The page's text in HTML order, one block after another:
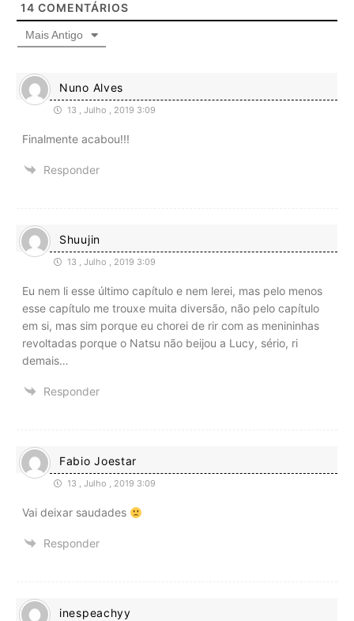
14 COMENTÁRIOS
Mais Antigo
Nuno Alves
13 , Julho , 2019 3:09
Finalmente acabou!!!
Responder
Shuujin
13 , Julho , 2019 3:09
Eu nem li esse último capítulo e nem lerei, mas pelo menos
esse capítulo me trouxe muita diversão, não pelo capítulo
em si, mas sim porque eu chorei de rir com as menininhas
revoltadas porque o Natsu não beijou a Lucy, sério, ri
demais…
Responder
Fabio Joestar
13 , Julho , 2019 3:09
Vai deixar saudades
Responder
inespeachyy